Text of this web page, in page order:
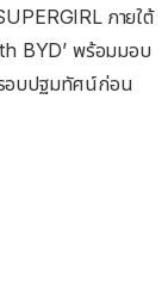
ภายใต้
BYD’ พร้อมมอบ
อบปฐมทัศน์ก่อน